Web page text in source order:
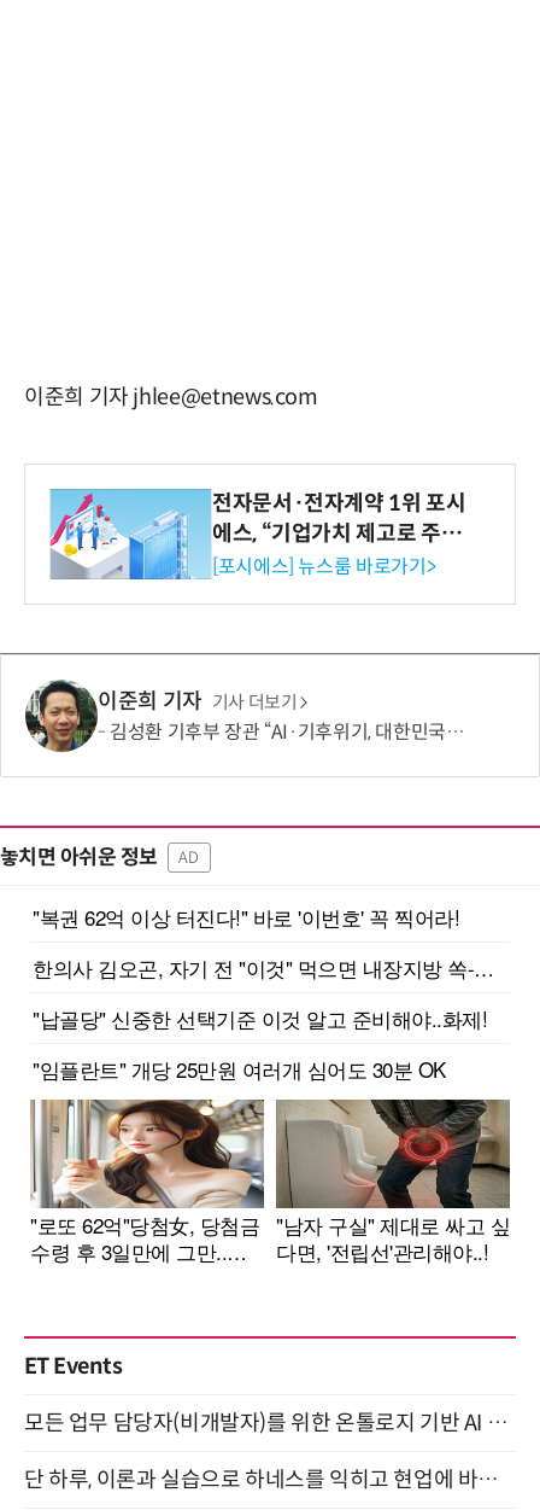
이준희 기자 jhlee@etnews.com
전자문서·전자계약 1위 포시
에스, “기업가치 제고로 주주
환원 강화” 계획 공시
[포시에스] 뉴스룸 바로가기>
이준희 기자 기사 더보기
김성환 기후부 장관 “AI·기후위기, 대한민국이 함께 해결할 첫 국가 될 것”
놓치면 아쉬운 정보 AD
ET Events
모든 업무 담당자(비개발자)를 위한 온톨로지 기반 AI 지식체계 설계 1-day 워크숍 8월 20일 개최
단 하루, 이론과 실습으로 하네스를 익히고 현업에 바로 쓰는 핸즈온 워크숍 (8/20)